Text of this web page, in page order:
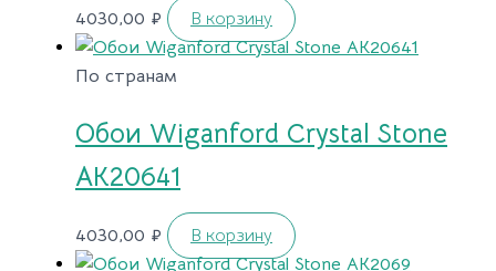
4030,00 ₽ В корзину
По странам
Обои Wiganford Crystal Stone
AK20641
4030,00 ₽ В корзину